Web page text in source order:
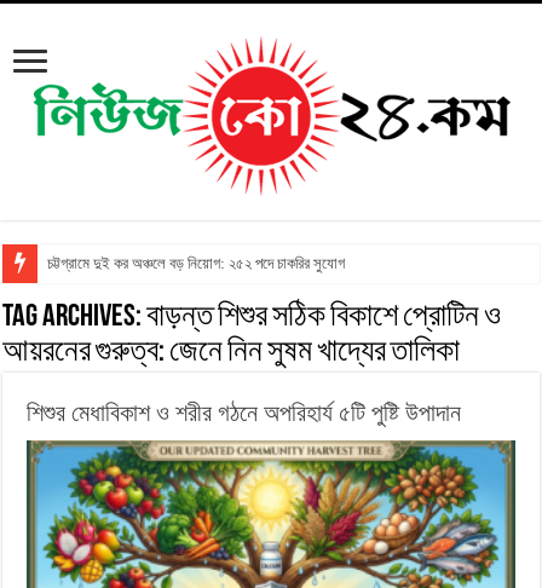
চট্টগ্রামে দুই কর অঞ্চলে বড় নিয়োগ: ২৫২ পদে চাকরির সুযোগ
Tag Archives:বাড়ন্ত শিশুর সঠিক বিকাশে প্রোটিন ও
আয়রনের গুরুত্ব: জেনে নিন সুষম খাদ্যের তালিকা
শিশুর মেধাবিকাশ ও শরীর গঠনে অপরিহার্য ৫টি পুষ্টি উপাদান